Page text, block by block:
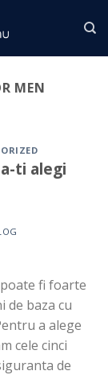
MEN
ti alegi
fi foarte
de baza cu
a alege
cele cinci
de